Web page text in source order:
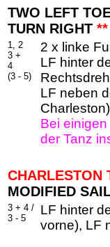
TWO LEFT
TURN RIGHT **
1, 2
3 +
4
(3 - 5)
2 x linke
LF hinter
LF neben
Charleston)
Bei
der Tanz
CHARLESTON
MODIFIED
3 + 4 /
3 - 5
LF hinter
vorne), LF